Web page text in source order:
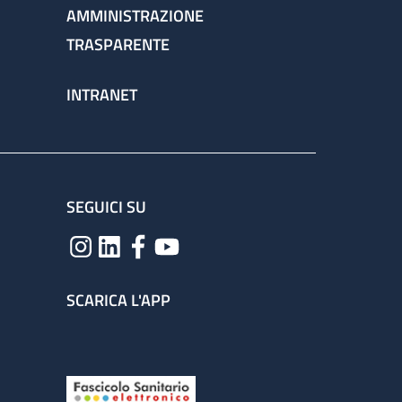
AMMINISTRAZIONE
TRASPARENTE
INTRANET
SEGUICI SU
SCARICA L'APP